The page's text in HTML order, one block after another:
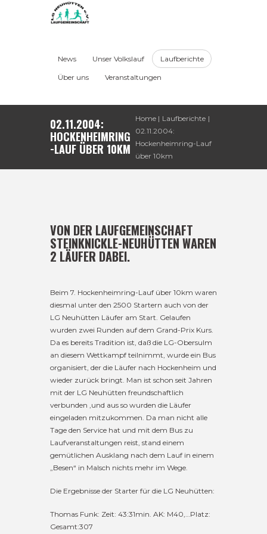
News Unser Volkslauf Laufberichte
Über uns Veranstaltungen
02.11.2004:
HOCKENHEIMRING
-LAUF ÜBER 10KM
Home
Laufberichte
02.11.2004:
Hockenheimring-Lauf
über 10km
VON DER LAUFGEMEINSCHAFT
STEINKNICKLE-NEUHÜTTEN WAREN
2 LÄUFER DABEI.
Beim 7. Hockenheimring-Lauf über 10km waren
diesmal unter den 2500 Startern auch von der
LG Neuhütten Läufer am Start. Gelaufen
wurden zwei Runden auf dem Grand-Prix Kurs.
Da es bereits Tradition ist, daß die LG-Obersulm
an diesem Wettkampf teilnimmt, wurde ein Bus
organisiert, der die Läufer nach Hockenheim und
wieder zurück bringt. Man ist schon seit Jahren
mit der LG Neuhütten freundschaftlich
verbunden ,und aus so wurden die Läufer
eingeladen mitzukommen. Da man nicht alle
Tage den Service hat und mit dem Bus zu
Laufveranstaltungen reist, stand einem
gemütlichen Ausklang nach dem Lauf in einem
„Besen“ in Malsch nichts mehr im Wege.
Die Ergebnisse der Starter für die LG Neuhütten:
Thomas Funk: Zeit: 43:31min. AK: M40,…Platz:
Gesamt:307